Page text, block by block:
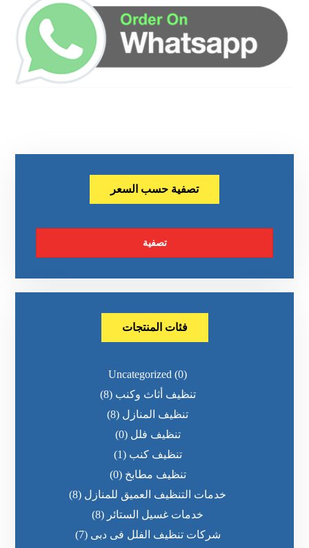
تصفية حسب السعر
تصفية
فئات المنتجات
Uncategorized (0)
تنظيف أثاث وكنب (8)
تنظيف المنازل (8)
تنظيف فلل (0)
تنظيف كنب (1)
تنظيف مطابخ (0)
خدمات التنظيف العميق للمنازل (8)
خدمات غسيل الستائر (8)
شركات تنظيف الفلل فى دبى (7)